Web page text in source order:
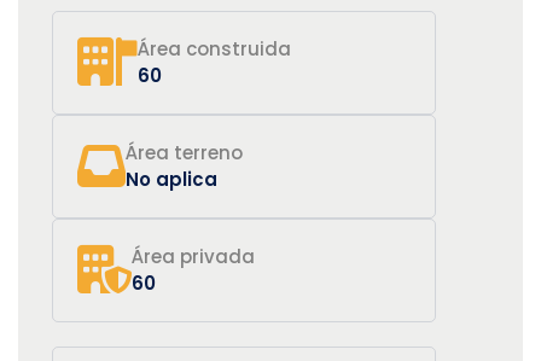
Área construida
60
Área terreno
No aplica
Área privada
60